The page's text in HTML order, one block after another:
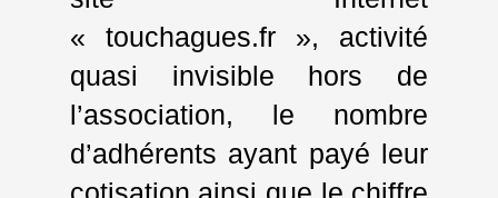
« touchagues.fr », activité
quasi invisible hors de
l’association, le nombre
d’adhérents ayant payé leur